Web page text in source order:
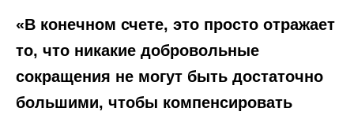
«В конечном счете, это просто отражает
то, что никакие добровольные
сокращения не могут быть достаточно
большими, чтобы компенсировать